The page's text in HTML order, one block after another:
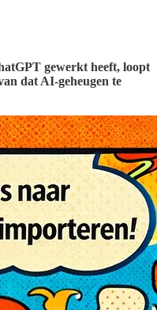
gewerkt heeft, loopt
dat AI-geheugen te